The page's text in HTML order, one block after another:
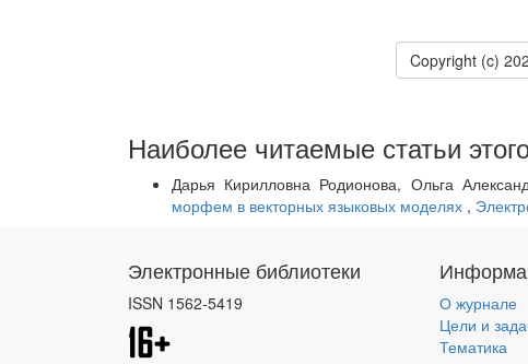
Copyright (c)
Наиболее читаемые статьи
Дарья Кирилловна Родионова, Ольга
морфем в векторных языковых моделях ,
Электронные библиотеки
ISSN 1562-5419
О журнале
Цели и
Тематика